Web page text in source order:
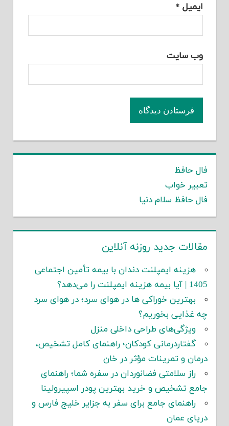
ایمیل *
وب‌ سایت
فال حافظ
تعبیر خواب
فال حافظ سلام دنیا
مقالات جدید روزنه آنلاین
هزینه ایمپلنت دندان با بیمه تأمین اجتماعی
1405 | آیا بیمه هزینه ایمپلنت را می‌دهد؟
بهترین خوراکی ها در هوای سرد؛ در هوای سرد
چه غذایی بخوریم؟
ویژگی‌های طراحی داخلی منزل
گفتاردرمانی کودکان؛ راهنمای کامل تشخیص،
درمان و تمرینات مؤثر در خان
راز سلامتی فضانوردان در سفره شما؛ راهنمای
جامع تشخیص و خرید بهترین پودر اسپیرولینا
راهنمای جامع برای سفر به جزایر خلیج فارس و
دریای عمان